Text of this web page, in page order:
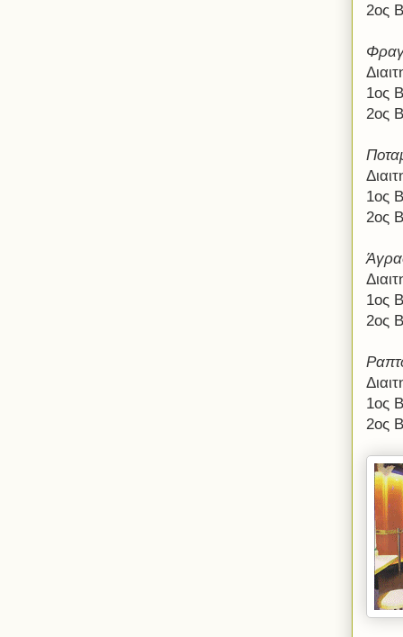
2ος
1ος
2ος
1ος
2ος
1ος
2ος
1ος
2ος